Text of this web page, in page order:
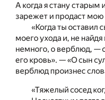
А когда я стану
зарежет и продаст
«Когда ты оставил
моего ухода и, не
немного, о верблюд, —
его кровь». — «О сын
верблюд произнес
«Тяжелый сосед